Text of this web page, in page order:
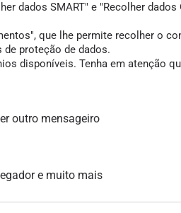
dados SMART" e "Recolher
que lhe permite recolher o
proteção de dados.
disponíveis. Tenha em atenção
outro mensageiro
e muito mais